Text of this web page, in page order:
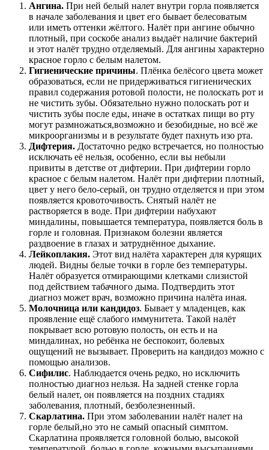
Ангина. При ней белый налет внутри горла появляется
в начале заболевания и цвет его бывает белесоватым
или иметь оттенки жёлтого. Налёт при ангине обычно
плотный, при соскобе анализ выдаёт наличие бактерий
и этот налёт трудно отделяемый. Для ангины характерно
красное горло с белым налетом.
Гигиенические причины. Плёнка белёсого цвета может
образоваться, если не придерживаться гигиенических
правил содержания ротовой полости, не полоскать рот и
не чистить зубы. Обязательно нужно полоскать рот и
чистить зубы после еды, иначе в остатках пищи во рту
могут размножаться,возможно и безобидные, но всё же
микроорганизмы и в результате будет пахнуть изо рта.
Дифтерия. Достаточно редко встречается, но полностью
исключать её нельзя, особенно, если вы небыли
привиты в детстве от дифтерии. При дифтерии горло
красное с белым налетом. Налёт при дифтерии плотный,
цвет у него бело-серый, он трудно отделяется и при этом
появляется кровоточивость. Снятый налёт не
растворяется в воде. При дифтерии набухают
миндалины, повышается температура, появляется боль в
горле и головная. Признаком болезни является
раздвоение в глазах и затруднённое дыхание.
Лейкоплакия. Этот вид налёта характерен для курящих
людей. Видны белые точки в горле без температуры.
Налёт образуется отмирающими клетками слизистой
под действием табачного дыма. Подтвердить этот
диагноз может врач, возможно причина налёта иная.
Молочница или кандидоз. Бывает у младенцев, как
проявление ещё слабого иммунитета. Такой налёт
покрывает всю ротовую полость, он есть и на
миндалинах, но ребёнка не беспокоит, болевых
ощущений не вызывает. Проверить на кандидоз можно с
помощью анализов.
Сифилис. Наблюдается очень редко, но исключить
полностью диагноз нельзя. На задней стенке горла
белый налет, он появляется на поздних стадиях
заболевания, плотный, безболезненный.
Скарлатина. При этом заболевании налёт налет на
горле белый,но это не самый опасный симптом.
Скарлатина проявляется головной болью, высокой